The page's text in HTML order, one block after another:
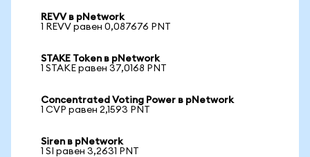
REVV в pNetwork
1 REVV равен 0,087676 PNT
STAKE Token в pNetwork
1 STAKE равен 37,0168 PNT
Concentrated Voting Power в pNetwork
1 CVP равен 2,1593 PNT
Siren в pNetwork
1 SI равен 3,2631 PNT